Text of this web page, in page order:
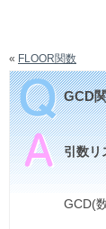
« FLOOR関数
GCD
引数リ
GCD(